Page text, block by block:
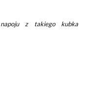
napoju z takiego kubka